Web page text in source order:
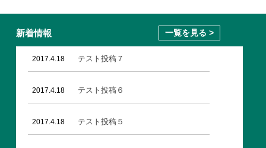
新着情報 一覧を見る >
2017.4.18 テスト投稿７
2017.4.18 テスト投稿６
2017.4.18 テスト投稿５